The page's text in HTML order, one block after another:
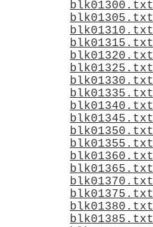
blk01300.txt
blk01305.txt
blk01310.txt
blk01315.txt
blk01320.txt
blk01325.txt
blk01330.txt
blk01335.txt
blk01340.txt
blk01345.txt
blk01350.txt
blk01355.txt
blk01360.txt
blk01365.txt
blk01370.txt
blk01375.txt
blk01380.txt
blk01385.txt